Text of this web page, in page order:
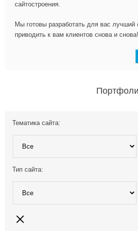
сайтостроения.
Мы готовы разработать для вас лучший
приводить к вам клиентов снова и снова!
Тематика сайта:
Тип сайта: